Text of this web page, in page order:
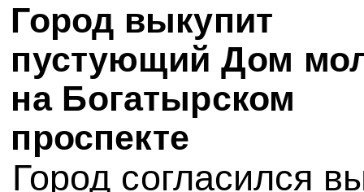
Город выкупит
пустующий Дом
на Богатырском
проспекте
Город согласился